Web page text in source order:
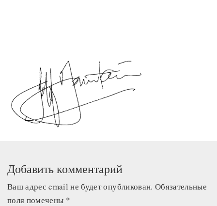
Добавить комментарий
Ваш адрес email не будет опубликован. Обязательные
поля помечены *